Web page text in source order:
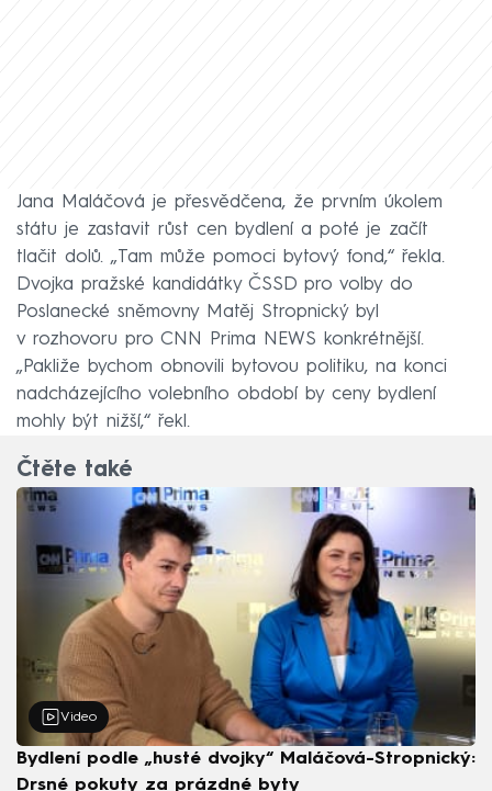
Jana Maláčová je přesvědčena, že prvním úkolem
státu je zastavit růst cen bydlení a poté je začít
tlačit dolů. „Tam může pomoci bytový fond,“ řekla.
Dvojka pražské kandidátky ČSSD pro volby do
Poslanecké sněmovny Matěj Stropnický byl
v rozhovoru pro CNN Prima NEWS konkrétnější.
„Pakliže bychom obnovili bytovou politiku, na konci
nadcházejícího volebního období by ceny bydlení
mohly být nižší,“ řekl.
Čtěte také
Video
Bydlení podle „husté dvojky“ Maláčová-Stropnický:
Drsné pokuty za prázdné byty